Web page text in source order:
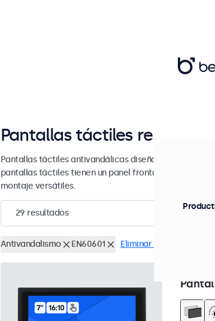
Pantallas táctiles resistente
Pantallas táctiles antivandálicas diseñadas para un
pantallas táctiles tienen un panel frontal reforzado y
montaje versátiles.
29 resultados
Antivandalismo EN60601 Eliminar selección